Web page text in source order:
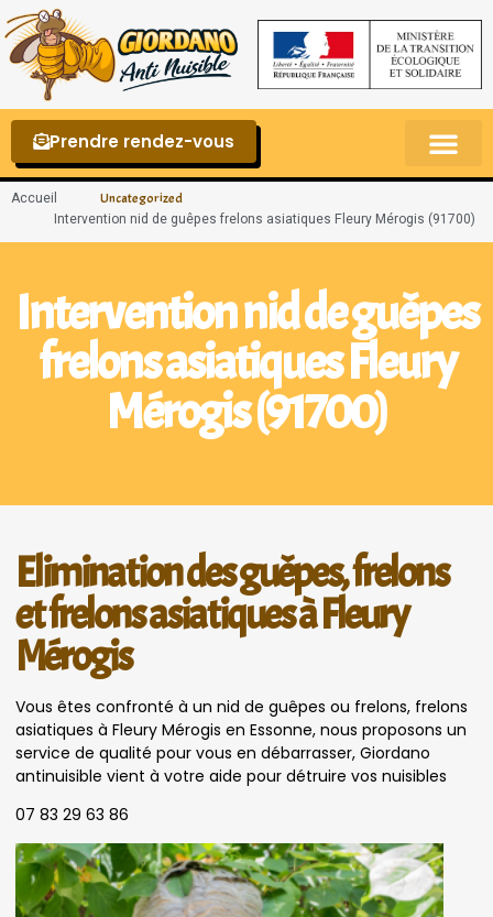
Prendre rendez-vous
Accueil Uncategorized
Intervention nid de guêpes frelons asiatiques Fleury Mérogis (91700)
Intervention nid de guêpes
frelons asiatiques Fleury
Mérogis (91700)
Elimination des guêpes, frelons
et frelons asiatiques à Fleury
Mérogis
Vous êtes confronté à un nid de guêpes ou frelons, frelons
asiatiques à Fleury Mérogis en Essonne, nous proposons un
service de qualité pour vous en débarrasser, Giordano
antinuisible vient à votre aide pour détruire vos nuisibles
07 83 29 63 86